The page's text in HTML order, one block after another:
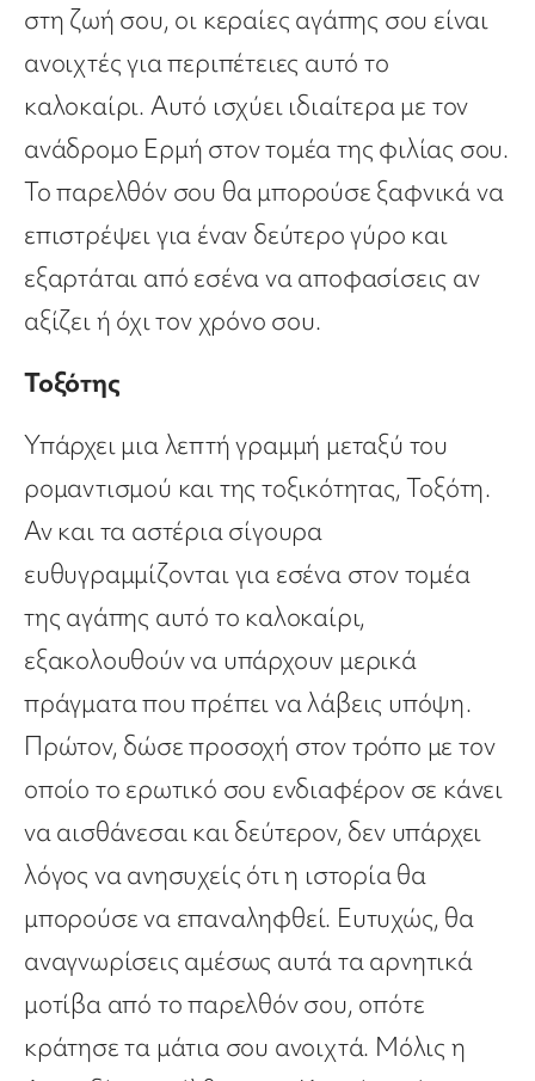
στη ζωή σου, οι κεραίες αγάπης σου είναι
ανοιχτές για περιπέτειες αυτό το
καλοκαίρι. Αυτό ισχύει ιδιαίτερα με τον
ανάδρομο Ερμή στον τομέα της φιλίας σου.
Το παρελθόν σου θα μπορούσε ξαφνικά να
επιστρέψει για έναν δεύτερο γύρο και
εξαρτάται από εσένα να αποφασίσεις αν
αξίζει ή όχι τον χρόνο σου.
Τοξότης
Υπάρχει μια λεπτή γραμμή μεταξύ του
ρομαντισμού και της τοξικότητας, Τοξότη.
Αν και τα αστέρια σίγουρα
ευθυγραμμίζονται για εσένα στον τομέα
της αγάπης αυτό το καλοκαίρι,
εξακολουθούν να υπάρχουν μερικά
πράγματα που πρέπει να λάβεις υπόψη.
Πρώτον, δώσε προσοχή στον τρόπο με τον
οποίο το ερωτικό σου ενδιαφέρον σε κάνει
να αισθάνεσαι και δεύτερον, δεν υπάρχει
λόγος να ανησυχείς ότι η ιστορία θα
μπορούσε να επαναληφθεί. Ευτυχώς, θα
αναγνωρίσεις αμέσως αυτά τα αρνητικά
μοτίβα από το παρελθόν σου, οπότε
κράτησε τα μάτια σου ανοιχτά. Μόλις η